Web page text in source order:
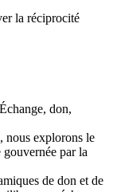
la réciprocité
don,
nous explorons le
gouvernée par la
de don et de